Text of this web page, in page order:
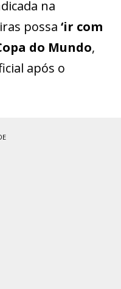
na
possa ‘ir com
do Mundo,
após o